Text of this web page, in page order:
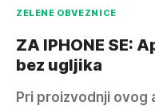
ZELENE OBVEZNICE
ZA IPHONE SE:
bez ugljika
Pri proizvodnji ovog